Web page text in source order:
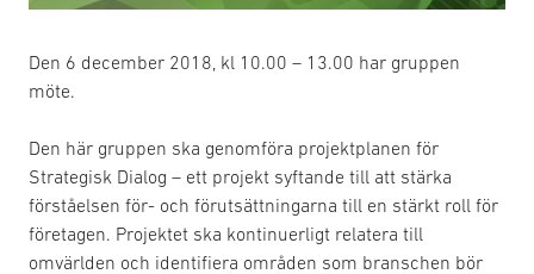
Den 6 december 2018, kl 10.00 – 13.00 har gruppen
möte.
Den här gruppen ska genomföra projektplanen för
Strategisk Dialog – ett projekt syftande till att stärka
förståelsen för- och förutsättningarna till en stärkt roll för
företagen. Projektet ska kontinuerligt relatera till
omvärlden och identifiera områden som branschen bör